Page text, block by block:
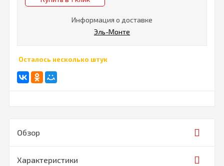
Информация о доставке
Эль-Монте
Осталось несколько штук
Обзор
Характеристики